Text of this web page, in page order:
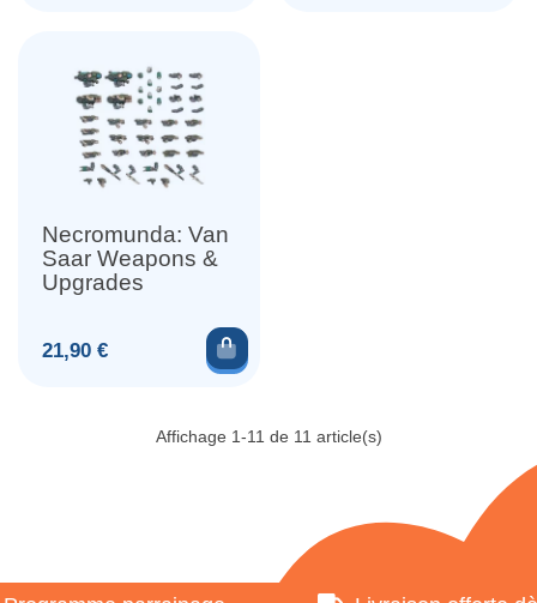
Necromunda: Van
Saar Weapons &
Upgrades
Prix
21,90 € Ajouter au panier
Affichage 1-11 de 11 article(s)